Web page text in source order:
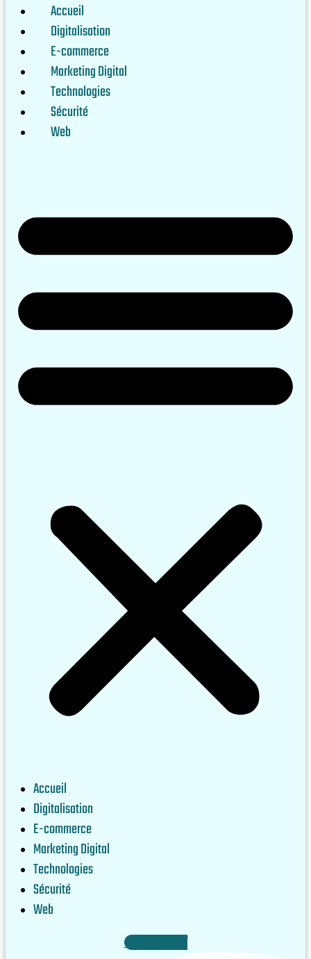
Accueil
Digitalisation
E-commerce
Marketing Digital
Technologies
Sécurité
Web
Accueil
Digitalisation
E-commerce
Marketing Digital
Technologies
Sécurité
Web
Facebook-f